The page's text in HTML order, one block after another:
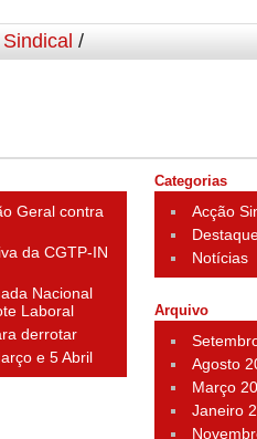
/
Geral contra
da CGTP-IN
Nacional
Laboral
derrotar
e 5 Abril
Categorias
Acção
Notícias
Arquivo
Agosto
Março
Janeiro